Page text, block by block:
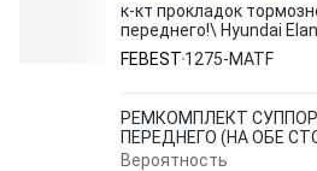
к-кт прокладок
переднего!\ Hyundai
MATF FEBEST
FEBEST 1275-MATF
РЕМКОМПЛЕКТ
ПЕРЕДНЕГО (НА ОБЕ
Вероятность